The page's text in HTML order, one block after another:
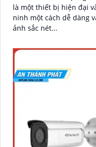
là một thiết bị hiện đại
ninh một cách dễ dàng và tiện lợi. Với
ảnh sắc nét...